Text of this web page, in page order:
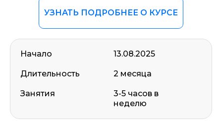
УЗНАТЬ ПОДРОБНЕЕ О КУРСЕ
Начало
Длительность
Занятия
13.08.2025
2 месяца
3-5 часов в
неделю